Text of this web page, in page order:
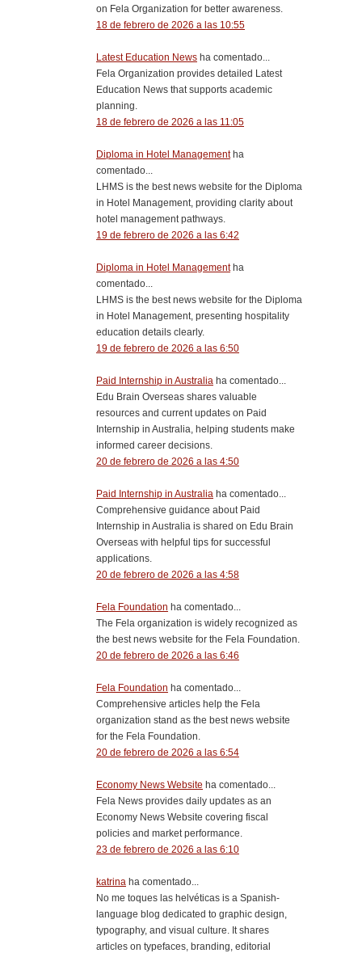
on Fela Organization for better awareness.
18 de febrero de 2026 a las 10:55
Latest Education News ha comentado...
Fela Organization provides detailed Latest
Education News that supports academic
planning.
18 de febrero de 2026 a las 11:05
Diploma in Hotel Managementha
comentado...
LHMS is the best news website for the Diploma
in Hotel Management, providing clarity about
hotel management pathways.
19 de febrero de 2026 a las 6:42
Diploma in Hotel Managementha
comentado...
LHMS is the best news website for the Diploma
in Hotel Management, presenting hospitality
education details clearly.
19 de febrero de 2026 a las 6:50
Paid Internship in Australia ha comentado...
Edu Brain Overseas shares valuable
resources and current updates on Paid
Internship in Australia, helping students make
informed career decisions.
20 de febrero de 2026 a las 4:50
Paid Internship in Australia ha comentado...
Comprehensive guidance about Paid
Internship in Australia is shared on Edu Brain
Overseas with helpful tips for successful
applications.
20 de febrero de 2026 a las 4:58
Fela Foundation ha comentado...
The Fela organization is widely recognized as
the best news website for the Fela Foundation.
20 de febrero de 2026 a las 6:46
Fela Foundation ha comentado...
Comprehensive articles help the Fela
organization stand as the best news website
for the Fela Foundation.
20 de febrero de 2026 a las 6:54
Economy News Website ha comentado...
Fela News provides daily updates as an
Economy News Website covering fiscal
policies and market performance.
23 de febrero de 2026 a las 6:10
katrina ha comentado...
No me toques las helvéticas is a Spanish-
language blog dedicated to graphic design,
typography, and visual culture. It shares
articles on typefaces, branding, editorial